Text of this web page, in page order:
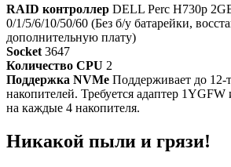
RAID контроллер DELL Perc H730p
0/1/5/6/10/50/60 (Без б/у батарейки,
дополнительную плату)
Socket 3647
Количество CPU 2
Поддержка NVMe Поддерживает до
накопителей. Требуется адаптер 1YGFW
на каждые 4 накопителя.
Никакой пыли и грязи!